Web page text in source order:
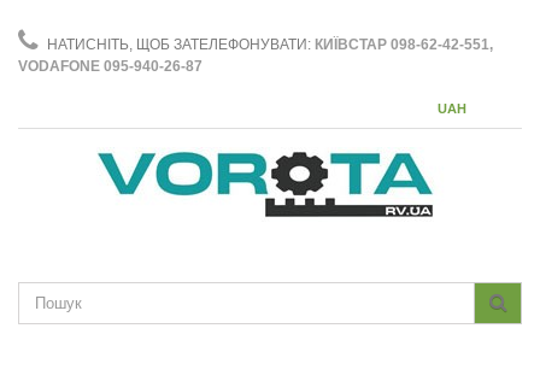
НАТИСНІТЬ, ЩОБ ЗАТЕЛЕФОНУВАТИ: КИЇВСТАР 098-62-42-551,
VODAFONE 095-940-26-87
UAH